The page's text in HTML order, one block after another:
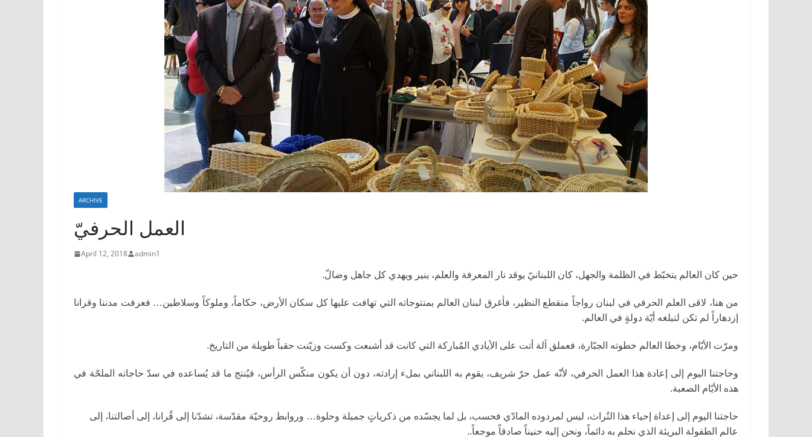
ARCHIVE
العمل الحرفيّ
April 12, 2018 admin1
حين كان العالم يتخبّط في الظلمة والجهل، كان اللبنانيّ يوقد نار المعرفة والعلم، ينير ويهدي كل جاهل وضالّ.
من هنا، لاقى العلم الحرفي في لبنان رواجاً منقطع النظير، فأغرق لبنان العالم بمنتوجاته التي تهافت عليها كل سكان الأرض، حكاماً، وملوكاً وسلاطين… فعرفت مدننا وقرانا
إزدهاراً لم تكن لتبلغه أيّة دولةٍ في العالم.
ومرّت الأيّام، وخطا العالم خطوته الجبّارة، فعملق آلة أتت على الأيادي المُباركة التي كانت قد أشبعت وكست وزيّنت حقباً طويلة من التاريخ.
وحاجتنا اليوم إلى إعادة هذا العمل الحرفي، لأنّه عمل حرّ شريف، يقوم به اللبناني بملء إرادته، دون أن يكون منكّس الرأس، فيُنتج ما قد يُساعده في سدّ حاجاته الملحّة في
هذه الأيّام الصعبة.
حاجتنا اليوم إلى إعداة إحياء هذا التُراث، ليس لمردوده المادّي فحسب، بل لما يجسّده من ذكرياتٍ جميلة وحلوة… وروابط روحيّة مقدّسة، تشدّنا إلى قُرانا، إلى أصالتنا، إلى
عالم الطفولة البريئة الذي نحلم به دائماً، ونحن إليه حنيناً صادقاً موجعاً..